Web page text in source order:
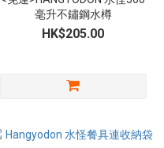
毫升不鏽鋼水樽
HK$205.00